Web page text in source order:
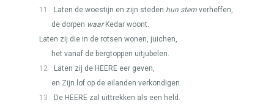
11
Laten de woestijn en zijn steden hun stem verheffen,
de dorpen waarKedar woont.
Laten zij die in de rotsen wonen, juichen,
het vanaf de bergtoppen uitjubelen.
12
Laten zij de HEERE eer geven,
en Zijn lof op de eilanden verkondigen.
13
De HEERE zal uittrekken als een held.